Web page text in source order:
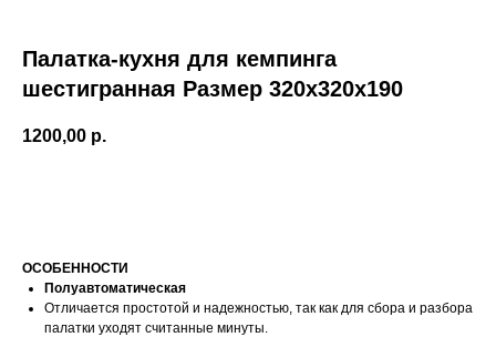
Палатка-кухня для кемпинга
шестигранная Размер 320х320х190
1200,00 р.
ОСОБЕННОСТИ
Полуавтоматическая
Отличается простотой и надежностью, так как для сбора и разбора
палатки уходят считанные минуты.